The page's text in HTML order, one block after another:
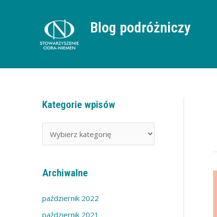
Blog podróżniczy
Kategorie wpisów
K
e
o
i
Archiwalne
październik 2022
październik 2021